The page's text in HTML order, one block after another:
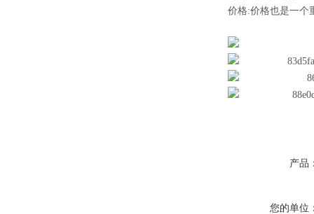
价格:价格也是一个
产品
您的单位